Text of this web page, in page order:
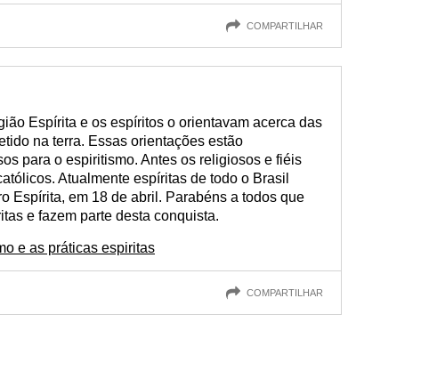
COMPARTILHAR
Espírita e os espíritos o orientavam acerca das
na terra. Essas orientações estão
para o espiritismo. Antes os religiosos e fiéis
Atualmente espíritas de todo o Brasil
Espírita, em 18 de abril. Parabéns a todos que
e fazem parte desta conquista.
e as práticas espiritas
COMPARTILHAR